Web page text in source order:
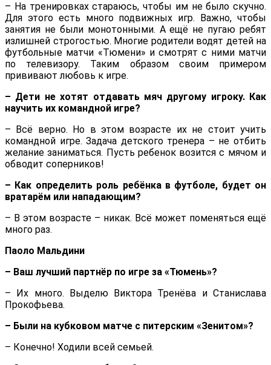
– На тренировках стараюсь, чтобы им не было скучно.
Для этого есть много подвижных игр. Важно, чтобы
занятия не были монотонными. А ещё не пугаю ребят
излишней строгостью. Многие родители водят детей на
футбольные матчи «Тюмени» и смотрят с ними матчи
по телевизору. Таким образом своим примером
прививают любовь к игре.
– Дети не хотят отдавать мяч другому игроку. Как
научить их командной игре?
– Всё верно. Но в этом возрасте их не стоит учить
командной игре. Задача детского тренера – не отбить
желание заниматься. Пусть ребенок возится с мячом и
обводит соперников!
– Как определить роль ребёнка в футболе, будет он
вратарём или нападающим?
– В этом возрасте – никак. Всё может поменяться ещё
много раз.
Паоло Мальдини
– Ваш лучший партнёр по игре за «Тюмень»?
– Их много. Выделю Виктора Тренёва и Станислава
Прокофьева.
– Были на кубковом матче с питерским «Зенитом»?
– Конечно! Ходили всей семьей.